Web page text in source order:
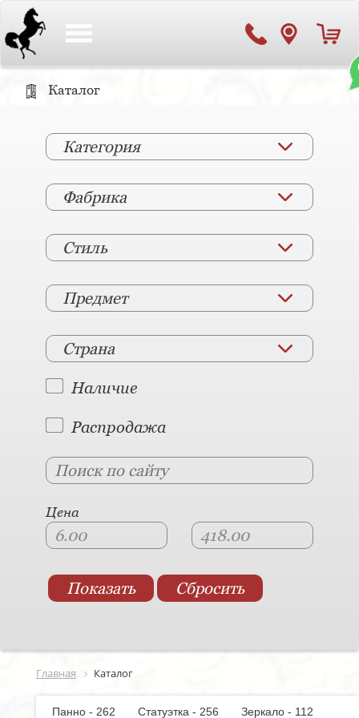
Каталог
Категория
Фабрика
Стиль
Предмет
Страна
Наличие
Распродажа
Цена
Главная Каталог
Панно - 262 Статуэтка - 256
Зеркало - 112